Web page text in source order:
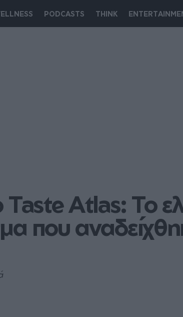
PODCASTS THINK
Atlas: Το
που